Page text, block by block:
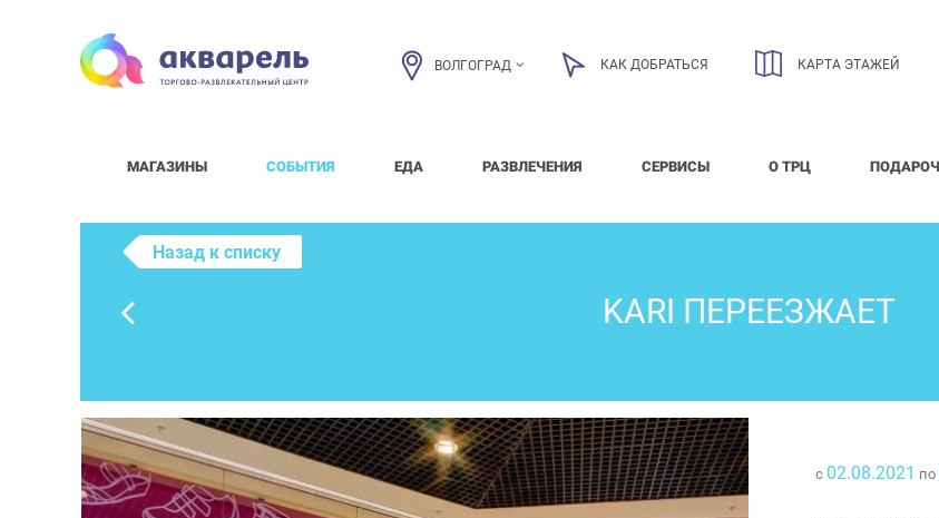
ВОЛГОГРАД КАК ДОБРАТЬСЯ КАРТА ЭТАЖЕЙ
МАГАЗИНЫ СОБЫТИЯ ЕДА РАЗВЛЕЧЕНИЯ СЕРВИСЫ О ТРЦ
Назад к списку
KARI ПЕРЕЕЗЖАЕТ
с 02.08.2021 по